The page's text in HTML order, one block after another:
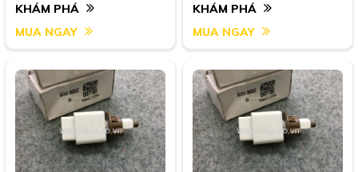
KHÁM PHÁ
MUA NGAY
KHÁM PHÁ
MUA NGAY